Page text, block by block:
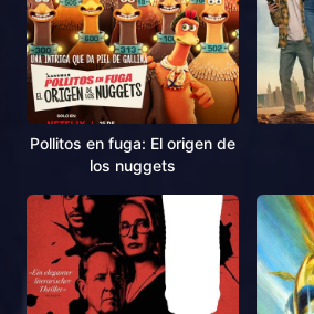
Pollitos en fuga: El origen de
los nuggets